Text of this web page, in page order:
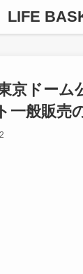
LIFE
京ドーム
一般販売